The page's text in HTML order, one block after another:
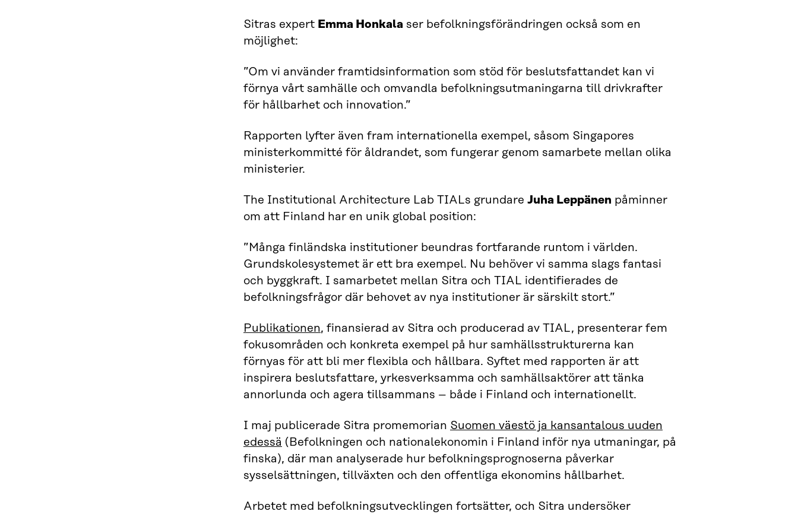
Sitras expert Emma Honkala ser befolkningsförändringen också som en
möjlighet:
”Om vi använder framtidsinformation som stöd för beslutsfattandet kan vi
förnya vårt samhälle och omvandla befolkningsutmaningarna till drivkrafter
för hållbarhet och innovation.”
Rapporten lyfter även fram internationella exempel, såsom Singapores
ministerkommitté för åldrandet, som fungerar genom samarbete mellan olika
ministerier.
The Institutional Architecture Lab TIALs grundare Juha Leppänen påminner
om att Finland har en unik global position:
”Många finländska institutioner beundras fortfarande runtom i världen.
Grundskolesystemet är ett bra exempel. Nu behöver vi samma slags fantasi
och byggkraft. I samarbetet mellan Sitra och TIAL identifierades de
befolkningsfrågor där behovet av nya institutioner är särskilt stort.”
Publikationen, finansierad av Sitra och producerad av TIAL, presenterar fem
fokusområden och konkreta exempel på hur samhällsstrukturerna kan
förnyas för att bli mer flexibla och hållbara. Syftet med rapporten är att
inspirera beslutsfattare, yrkesverksamma och samhällsaktörer att tänka
annorlunda och agera tillsammans – både i Finland och internationellt.
I maj publicerade Sitra promemorian Suomen väestö ja kansantalous uuden
edessä (Befolkningen och nationalekonomin i Finland inför nya utmaningar, på
finska), där man analyserade hur befolkningsprognoserna påverkar
sysselsättningen, tillväxten och den offentliga ekonomins hållbarhet.
Arbetet med befolkningsutvecklingen fortsätter, och Sitra undersöker